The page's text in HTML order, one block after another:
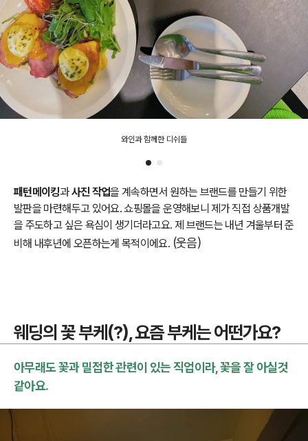
와인과 함께한 디쉬들
패턴메이킹과사진 작업을 계속하면서 원하는 브랜드를 만들기 위한
발판을 마련해두고 있어요. 쇼핑몰을 운영해보니 제가 직접 상품개발
을 주도하고 싶은 욕심이 생기더라고요. 제 브랜드는 내년 겨울부터 준
비해 내후년에 오픈하는게 목적이에요. (웃음)
웨딩의 꽃 부케(?), 요즘 부케는 어떤가요?
아무래도 꽃과 밀접한 관련이 있는 직업이라, 꽃을 잘 아실것
같아요.